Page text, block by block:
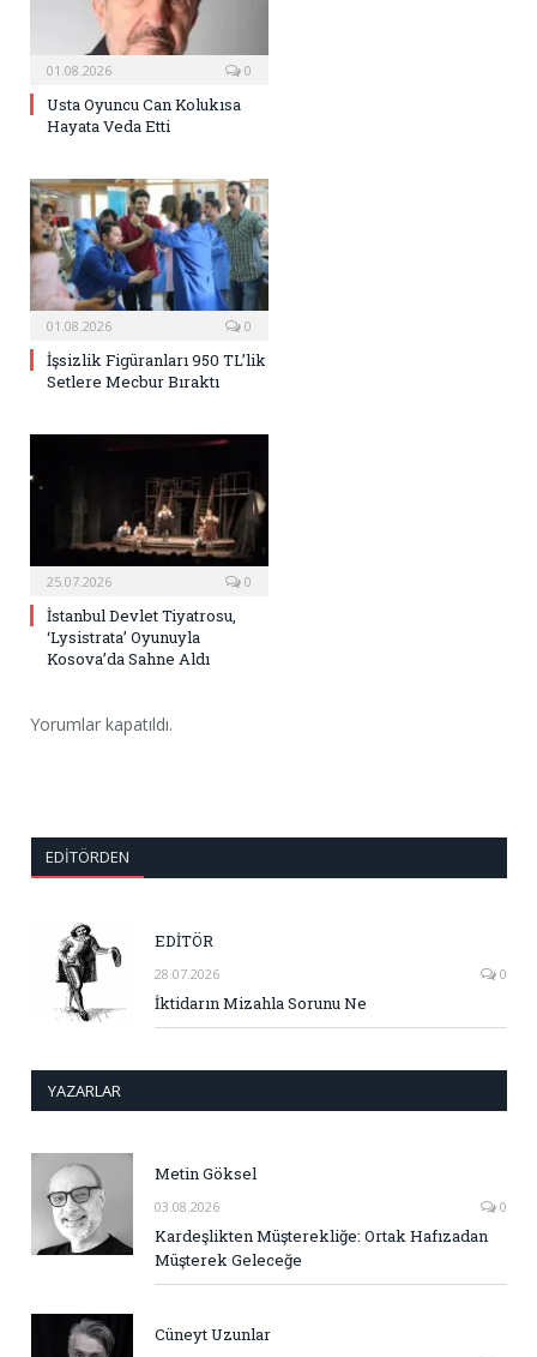
01.08.2026 0
Usta Oyuncu Can Kolukısa
Hayata Veda Etti
01.08.2026 0
İşsizlik Figüranları 950 TL’lik
Setlere Mecbur Bıraktı
25.07.2026 0
İstanbul Devlet Tiyatrosu,
‘Lysistrata’ Oyunuyla
Kosova’da Sahne Aldı
Yorumlar kapatıldı.
EDITÖRDEN
EDİTÖR
28.07.2026 0
İktidarın Mizahla Sorunu Ne
YAZARLAR
Metin Göksel
03.08.2026 0
Kardeşlikten Müşterekliğe: Ortak Hafızadan
Müşterek Geleceğe
Cüneyt Uzunlar